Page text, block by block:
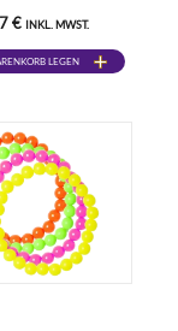
€ INKL. MWST.
LEGEN